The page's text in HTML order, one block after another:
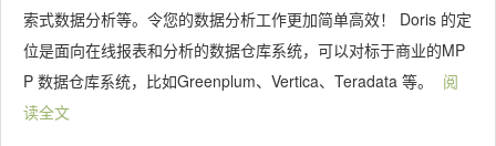
索式数据分析等。令您的数据分析工作更加简单高效！ Doris 的定
位是面向在线报表和分析的数据仓库系统，可以对标于商业的MP
P 数据仓库系统，比如Greenplum、Vertica、Teradata 等。
阅
读全文